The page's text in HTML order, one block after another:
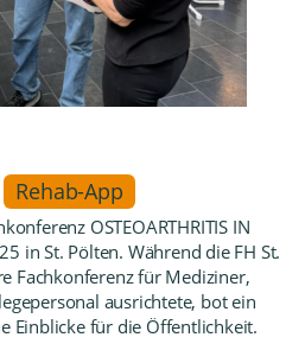
Rehab-App
OSTEOARTHRITIS IN
in St. Pölten. Während die FH St.
Fachkonferenz für Mediziner,
ausrichtete, bot ein
Einblicke für die Öffentlichkeit.